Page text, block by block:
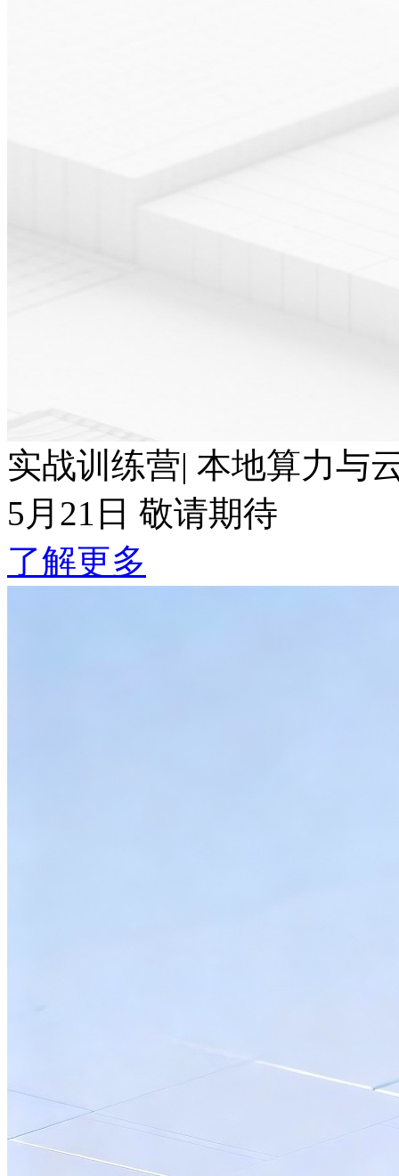
实战训练营| 本地算力与云
5月21日 敬请期待
了解更多